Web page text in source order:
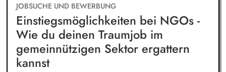
JOBSUCHE UND BEWERBUNG
Einstiegsmöglichkeiten bei NGOs -
Wie du deinen Traumjob im
gemeinnützigen Sektor ergattern
kannst